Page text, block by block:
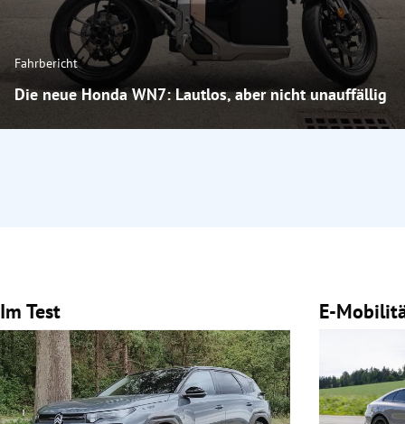
Fahrbericht
Die neue Honda WN7: Lautlos, aber nicht unauffällig
Im Test E-